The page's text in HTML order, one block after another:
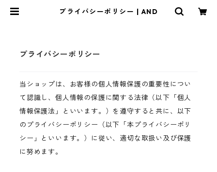
プライバシーポリシー | AND
プライバシーポリシー
当ショップは、お客様の個人情報保護の重要性につい
て認識し、個人情報の保護に関する法律（以下「個人
情報保護法」といいます。）を遵守すると共に、以下
のプライバシーポリシー（以下「本プライバシーポリ
シー」といいます。）に従い、適切な取扱い及び保護
に努めます。